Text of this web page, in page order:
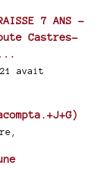
7 ANS -
Castres-
avait